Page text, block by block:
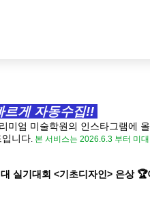
르게 자동수집!!
미엄 미술학원의 인스타그램에
니다. 본 서비스는 2026.6.3 부터 미
실기대회 <기초디자인> 은상 🏆